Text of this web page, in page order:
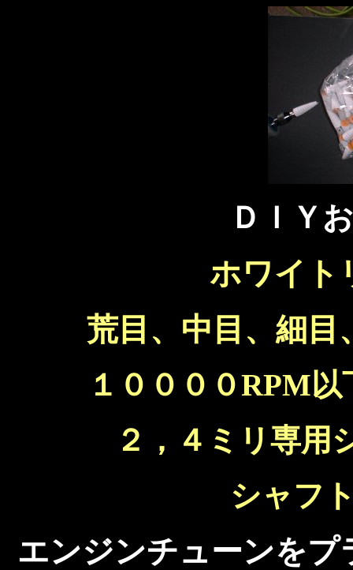
ＤＩＹ
ホワイト
荒目、中目、細目
１００００RPM
２，４ミリ専用
シャフ
エンジンチューンを